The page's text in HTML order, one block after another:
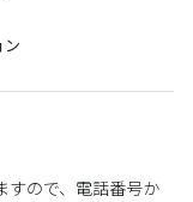
ン
すので、電話番号か